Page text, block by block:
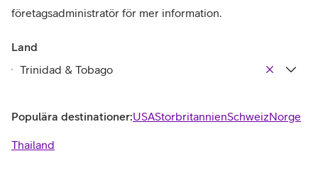
företagsadministratör för mer information.
Land
Populära destinationer:USAStorbritannienSchweizNorge
Thailand